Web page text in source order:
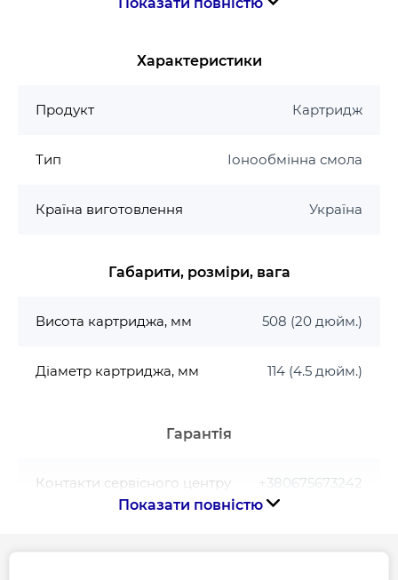
питної води відповідно до чинного
Комплект поставки:
Показати повністю
Характеристики
Продукт Картридж
Тип Іонообмінна смола
Країна виготовлення Україна
Габарити, розміри, вага
Висота картриджа, мм 508 (20 дюйм.)
Діаметр картриджа, мм 114 (4.5 дюйм.)
Гарантія
Контакти сервісного центру
+380675673242
Показати повністю